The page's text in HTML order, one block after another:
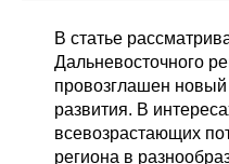
Аспирантура
Об
Поступление
В статье
Дальневосточного
провозглашен новый
развития. В
всевозрастающих
региона в